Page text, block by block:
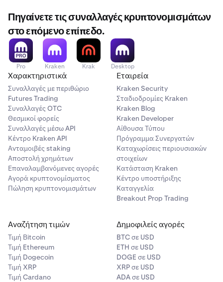
Πηγαίνετε τις συναλλαγές κρυπτονομισμάτων
στο επόμενο επίπεδο.
Pro Kraken Krak Desktop
Χαρακτηριστικά
Συναλλαγές με περιθώριο
Futures Trading
Συναλλαγές OTC
Θεσμικοί φορείς
Συναλλαγές μέσω API
Κέντρο Kraken API
Ανταμοιβές staking
Αποστολή χρημάτων
Επαναλαμβανόμενες αγορές
Αγορά κρυπτονομίσματος
Πώληση κρυπτονομισμάτων
Εταιρεία
Kraken Security
Σταδιοδρομίες Kraken
Kraken Blog
Kraken Developer
Αίθουσα Τύπου
Πρόγραμμα Συνεργατών
Καταχωρίσεις περιουσιακών
στοιχείων
Κατάσταση Kraken
Κέντρο υποστήριξης
Καταγγελία
Breakout Prop Trading
Αναζήτηση τιμών
Τιμή Βitcoin
Τιμή Ethereum
Τιμή Dogecoin
Τιμή XRP
Τιμή Cardano
Δημοφιλείς αγορές
BTC σε USD
ETH σε USD
DOGE σε USD
XRP σε USD
ADA σε USD